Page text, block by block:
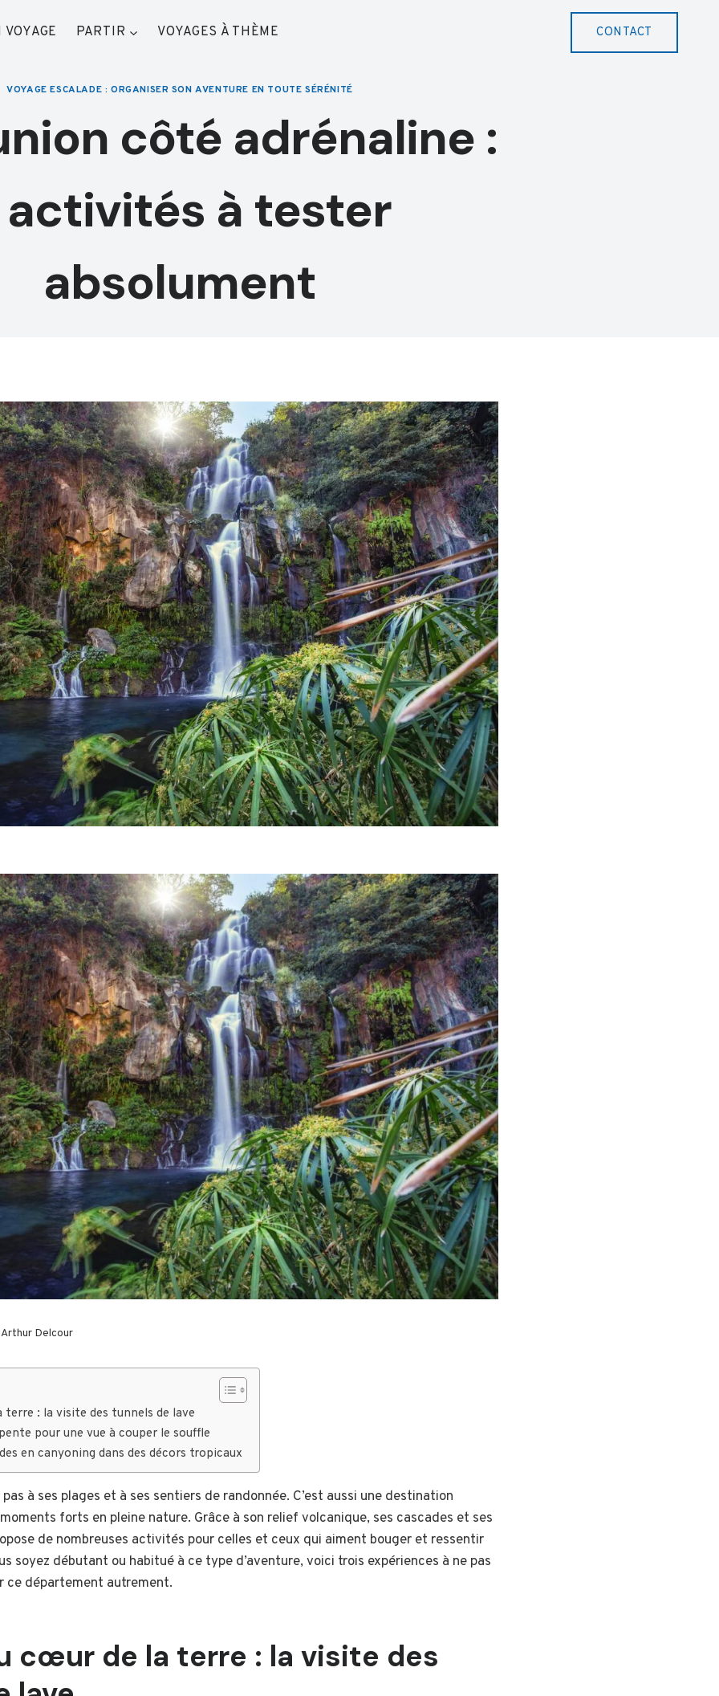
PARTIR VOYAGES À THÈME CONTACT
VOYAGE ESCALADE : ORGANISER SON AVENTURE EN TOUTE SÉRÉNITÉ
côté adrénaline :
à tester
absolument
Arthur Delcour
: la visite des tunnels de lave
pour une vue à couper le souffle
en canyoning dans des décors tropicaux
à ses plages et à ses sentiers de randonnée. C’est aussi une destination
forts en pleine nature. Grâce à son relief volcanique, ses cascades et ses
de nombreuses activités pour celles et ceux qui aiment bouger et ressentir
soyez débutant ou habitué à ce type d’aventure, voici trois expériences à ne pas
ce département autrement.
cœur de la terre : la visite des